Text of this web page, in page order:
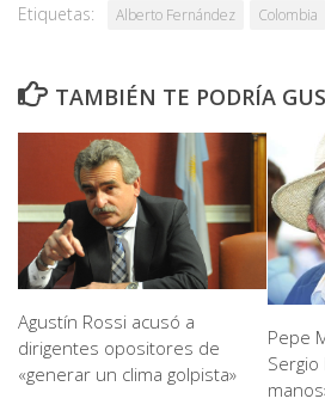
Etiquetas: Alberto Fernández Colombia
TAMBIÉN TE PODRÍA
Agustín Rossi acusó a
dirigentes opositores de
«generar un clima golpista»
Pepe